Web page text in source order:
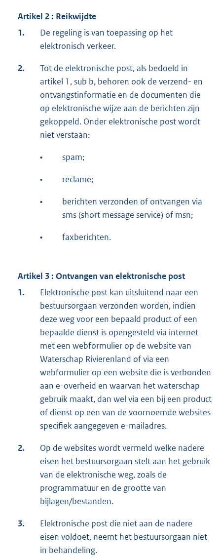
Artikel 2 : Reikwijdte
1.
De regeling is van toepassing op het
elektronisch verkeer.
2.
Tot de elektronische post, als bedoeld in
artikel 1, sub b, behoren ook de verzend- en
ontvangstinformatie en de documenten die
op elektronische wijze aan de berichten zijn
gekoppeld. Onder elektronische post wordt
niet verstaan:
• spam;
• reclame;
•
berichten verzonden of ontvangen via
sms (short message service) of msn;
• faxberichten.
Artikel 3 : Ontvangen van elektronische post
1.
Elektronische post kan uitsluitend naar een
bestuursorgaan verzonden worden, indien
deze weg voor een bepaald product of een
bepaalde dienst is opengesteld via internet
met een webformulier op de website van
Waterschap Rivierenland of via een
webformulier op een website die is verbonden
aan e-overheid en waarvan het waterschap
gebruik maakt, dan wel via een bij een product
of dienst op een van de voornoemde websites
specifiek aangegeven e-mailadres.
2.
Op de websites wordt vermeld welke nadere
eisen het bestuursorgaan stelt aan het gebruik
van de elektronische weg, zoals de
programmatuur en de grootte van
bijlagen/bestanden.
3.
Elektronische post die niet aan de nadere
eisen voldoet, neemt het bestuursorgaan niet
in behandeling.